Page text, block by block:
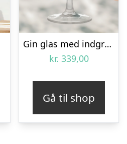
Gin glas med indgravering – 4 stk
kr. 339,00
Gå til shop